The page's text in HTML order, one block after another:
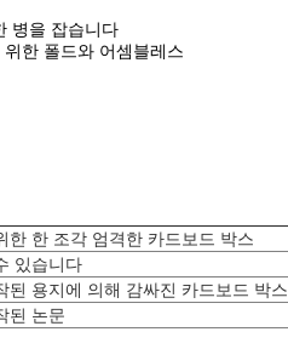
병을 잡습니다
한 폴드와 어셈블레스
한 한 조각 엄격한 카드보드 박스
있습니다
된 용지에 의해 감싸진 카드보드 박스
된 논문